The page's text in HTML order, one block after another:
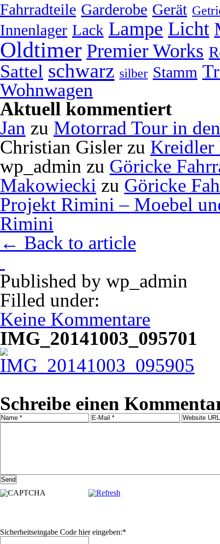
Fahrradteile Garderobe Gerät
Innenlager Lack Lampe Licht
Oldtimer Premier Works
Sattel schwarz silber Stamm
Wohnwagen
Aktuell kommentiert
Jan zu Motorrad Tour in
Christian Gisler zu Kreidler
wp_admin zu Göricke
Makowiecki zu Göricke
Projekt Rimini – Moebel
Rimini
← Back to article
Published by wp_admin
Filled under:
Keine Kommentare
IMG_20141003_095701
Schreibe einen
Sicherheitseingabe Code hier eingeben:*